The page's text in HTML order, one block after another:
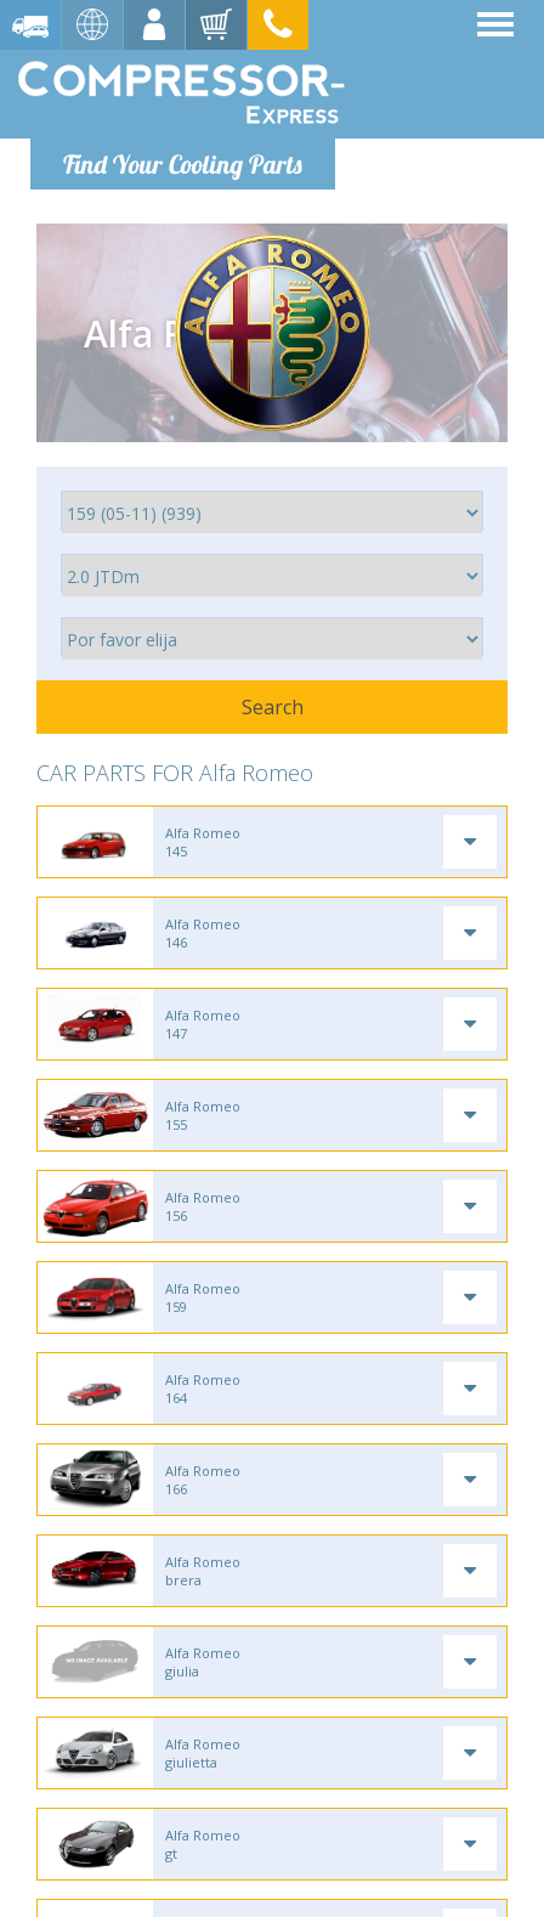
Find Your Cooling Parts
Alfa Romeo
CAR PARTS FOR Alfa Romeo
Alfa Romeo
145
Alfa Romeo
146
Alfa Romeo
147
Alfa Romeo
155
Alfa Romeo
156
Alfa Romeo
159
Alfa Romeo
164
Alfa Romeo
166
Alfa Romeo
brera
Alfa Romeo
giulia
Alfa Romeo
giulietta
Alfa Romeo
gt